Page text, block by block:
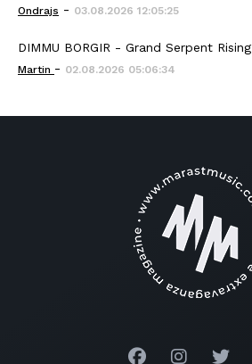
Ondrajs - 03.08.2026 12:05:25
DIMMU BORGIR - Grand Serpent Rising
Martin - 02.08.2026 05:06:34